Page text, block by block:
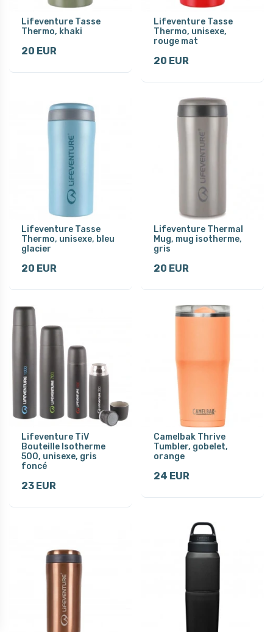
Lifeventure Tasse
Thermo, khaki
20 EUR
Lifeventure Tasse
Thermo, unisexe,
rouge mat
20 EUR
Lifeventure Tasse
Thermo, unisexe, bleu
glacier
20 EUR
Lifeventure Thermal
Mug, mug isotherme,
gris
20 EUR
Lifeventure TiV
Bouteille Isotherme
500, unisexe, gris
foncé
23 EUR
Camelbak Thrive
Tumbler, gobelet,
orange
24 EUR